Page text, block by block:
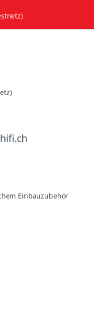
Einbauzubehör